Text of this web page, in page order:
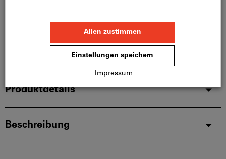
Infos
Artikel merken Artikel teilen
Produktdetails
Beschreibung